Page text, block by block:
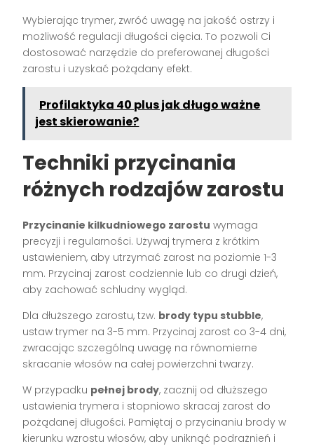
Wybierając trymer, zwróć uwagę na jakość ostrzy i
możliwość regulacji długości cięcia. To pozwoli Ci
dostosować narzędzie do preferowanej długości
zarostu i uzyskać pożądany efekt.
Profilaktyka 40 plus jak długo ważne
jest skierowanie?
Techniki przycinania
różnych rodzajów zarostu
Przycinanie kilkudniowego zarostu wymaga
precyzji i regularności. Używaj trymera z krótkim
ustawieniem, aby utrzymać zarost na poziomie 1-3
mm. Przycinaj zarost codziennie lub co drugi dzień,
aby zachować schludny wygląd.
Dla dłuższego zarostu, tzw. brody typu stubble,
ustaw trymer na 3-5 mm. Przycinaj zarost co 3-4 dni,
zwracając szczególną uwagę na równomierne
skracanie włosów na całej powierzchni twarzy.
W przypadku pełnej brody, zacznij od dłuższego
ustawienia trymera i stopniowo skracaj zarost do
pożądanej długości. Pamiętaj o przycinaniu brody w
kierunku wzrostu włosów, aby uniknąć podrażnień i